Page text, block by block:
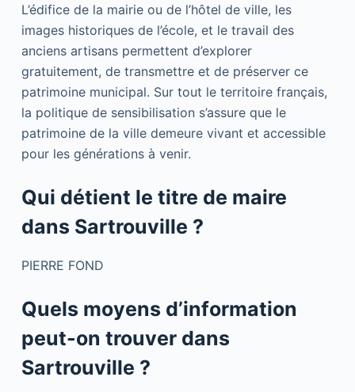
L’édifice de la mairie ou de l’hôtel de ville, les
images historiques de l’école, et le travail des
anciens artisans permettent d’explorer
gratuitement, de transmettre et de préserver ce
patrimoine municipal. Sur tout le territoire français,
la politique de sensibilisation s’assure que le
patrimoine de la ville demeure vivant et accessible
pour les générations à venir.
Qui détient le titre de maire
dans Sartrouville ?
PIERRE FOND
Quels moyens d’information
peut-on trouver dans
Sartrouville ?